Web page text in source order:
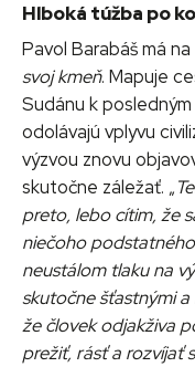
Hlboká túžba po
Pavol Barabáš má
svoj kmeň. Mapuje
Sudánu k
odolávajú vplyvu
výzvou znovu
skutočne záležať. „
preto, lebo cítim, že
niečoho
neustálom tlaku na
skutočne šťastnými
že človek odjakživa
prežiť, rásť a rozvíjať